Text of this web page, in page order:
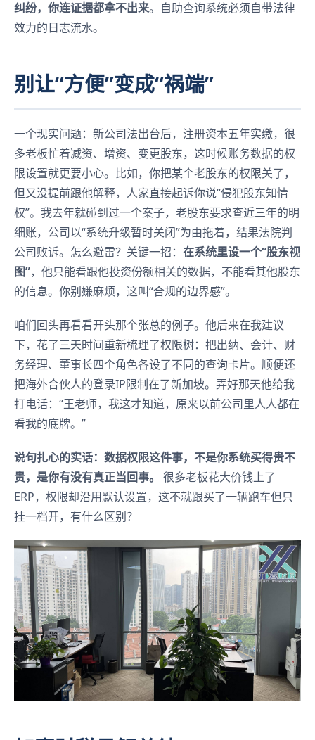
纠纷，你连证据都拿不出来。自助查询系统必须自带法律
效力的日志流水。
别让“方便”变成“祸端”
一个现实问题：新公司法出台后，注册资本五年实缴，很
多老板忙着减资、增资、变更股东，这时候账务数据的权
限设置就更要小心。比如，你把某个老股东的权限关了，
但又没提前跟他解释，人家直接起诉你说“侵犯股东知情
权”。我去年就碰到过一个案子，老股东要求查近三年的明
细账，公司以“系统升级暂时关闭”为由拖着，结果法院判
公司败诉。怎么避雷？关键一招： 在系统里设一个“股东视
图”，他只能看跟他投资份额相关的数据，不能看其他股东
的信息。你别嫌麻烦，这叫“合规的边界感”。
咱们回头再看看开头那个张总的例子。他后来在我建议
下，花了三天时间重新梳理了权限树：把出纳、会计、财
务经理、董事长四个角色各设了不同的查询卡片。顺便还
把海外合伙人的登录IP限制在了新加坡。弄好那天他给我
打电话：“王老师，我这才知道，原来以前公司里人人都在
看我的底牌。”
说句扎心的实话：数据权限这件事，不是你系统买得贵不
贵，是你有没有真正当回事。 很多老板花大价钱上了
ERP，权限却沿用默认设置，这不就跟买了一辆跑车但只
挂一档开，有什么区别？